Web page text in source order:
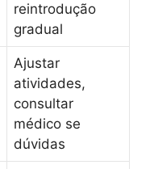
reintrodução
gradual
Ajustar
atividades,
consultar
médico se
dúvidas